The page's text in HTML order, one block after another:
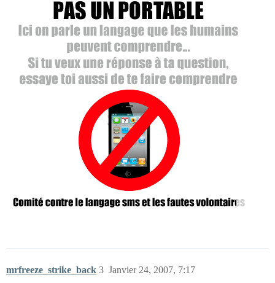
mrfreeze_strike_back Janvier 24, 2007, 7:17
3